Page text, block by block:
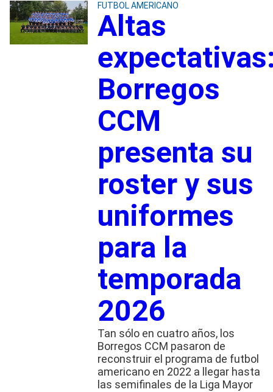
FUTBOL AMERICANO
Altas
Borregos
CCM
presenta su
roster y sus
uniformes
para la
temporada
2026
Tan sólo en cuatro años, los
Borregos CCM pasaron de
reconstruir el programa de futbol
americano en 2022 a llegar hasta
las semifinales de la Liga Mayor